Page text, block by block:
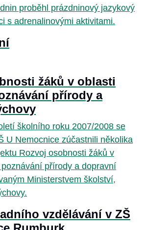
proběhl prázdninový jazykový
s adrenalinovými aktivitami.
žáků v oblasti
přírody a
školního roku 2007/2008 se
U Nemocnice zúčastnili několika
Rozvoj osobnosti žáků v
přírody a dopravní
Ministerstvem školství,
vzdělávání v ZŠ